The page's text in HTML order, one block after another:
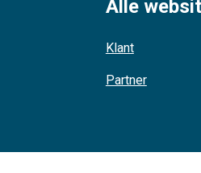
Alle
Klant
Partner